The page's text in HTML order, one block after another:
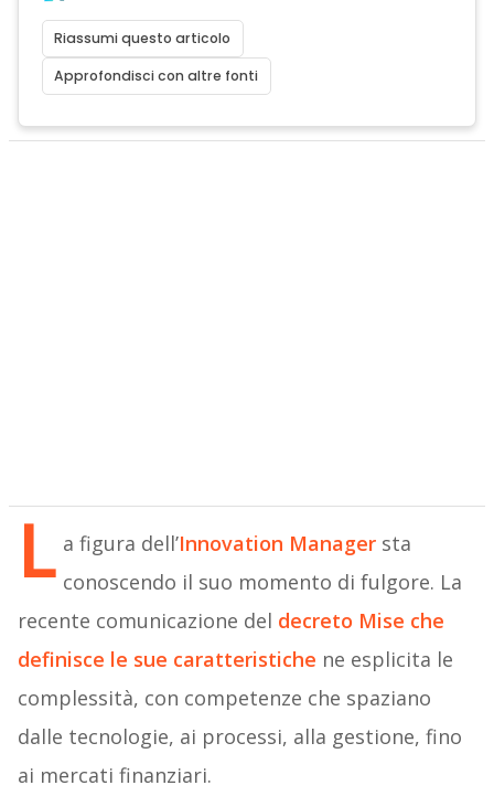
Riassumi questo articolo
Approfondisci con altre fonti
L a figura dell’Innovation Manager sta
conoscendo il suo momento di fulgore. La
recente comunicazione del decreto Mise che
definisce le sue caratteristiche ne esplicita le
complessità, con competenze che spaziano
dalle tecnologie, ai processi, alla gestione, fino
ai mercati finanziari.